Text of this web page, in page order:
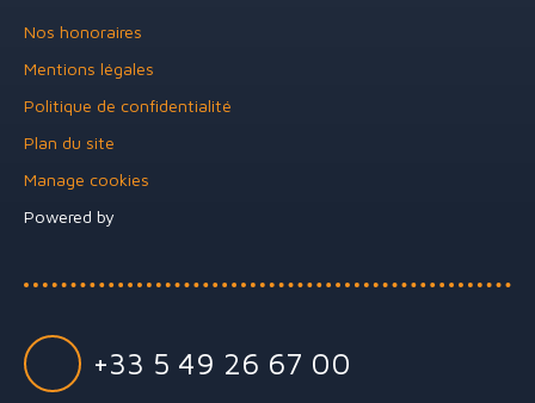
Nos honoraires
Mentions légales
Politique de confidentialité
Plan du site
Manage cookies
Powered by
+33 5 49 26 67 00